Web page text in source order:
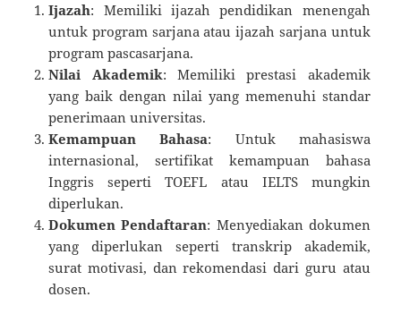
Ijazah: Memiliki ijazah pendidikan menengah
untuk program sarjana atau ijazah sarjana untuk
program pascasarjana.
Nilai Akademik: Memiliki prestasi akademik
yang baik dengan nilai yang memenuhi standar
penerimaan universitas.
Kemampuan Bahasa: Untuk mahasiswa
internasional, sertifikat kemampuan bahasa
Inggris seperti TOEFL atau IELTS mungkin
diperlukan.
Dokumen Pendaftaran: Menyediakan dokumen
yang diperlukan seperti transkrip akademik,
surat motivasi, dan rekomendasi dari guru atau
dosen.